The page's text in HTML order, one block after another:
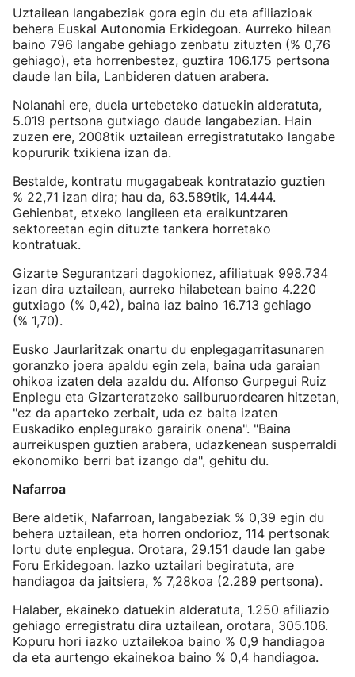
Uztailean langabeziak gora egin du eta afiliazioak
behera Euskal Autonomia Erkidegoan. Aurreko hilean
baino 796 langabe gehiago zenbatu zituzten (% 0,76
gehiago), eta horrenbestez, guztira 106.175 pertsona
daude lan bila, Lanbideren datuen arabera.
Nolanahi ere, duela urtebeteko datuekin alderatuta,
5.019 pertsona gutxiago daude langabezian. Hain
zuzen ere, 2008tik uztailean erregistratutako langabe
kopururik txikiena izan da.
Bestalde, kontratu mugagabeak kontratazio guztien
% 22,71 izan dira; hau da, 63.589tik, 14.444.
Gehienbat, etxeko langileen eta eraikuntzaren
sektoreetan egin dituzte tankera horretako
kontratuak.
Gizarte Segurantzari dagokionez, afiliatuak 998.734
izan dira uztailean, aurreko hilabetean baino 4.220
gutxiago (% 0,42), baina iaz baino 16.713 gehiago
(% 1,70).
Eusko Jaurlaritzak onartu du enplegagarritasunaren
goranzko joera apaldu egin zela, baina uda garaian
ohikoa izaten dela azaldu du. Alfonso Gurpegui Ruiz
Enplegu eta Gizarteratzeko sailburuordearen hitzetan,
"ez da aparteko zerbait, uda ez baita izaten
Euskadiko enplegurako garairik onena". "Baina
aurreikuspen guztien arabera, udazkenean susperraldi
ekonomiko berri bat izango da", gehitu du.
Nafarroa
Bere aldetik, Nafarroan, langabeziak % 0,39 egin du
behera uztailean, eta horren ondorioz, 114 pertsonak
lortu dute enplegua. Orotara, 29.151 daude lan gabe
Foru Erkidegoan. Iazko uztailari begiratuta, are
handiagoa da jaitsiera, % 7,28koa (2.289 pertsona).
Halaber, ekaineko datuekin alderatuta, 1.250 afiliazio
gehiago erregistratu dira uztailean, orotara, 305.106.
Kopuru hori iazko uztailekoa baino % 0,9 handiagoa
da eta aurtengo ekainekoa baino % 0,4 handiagoa.